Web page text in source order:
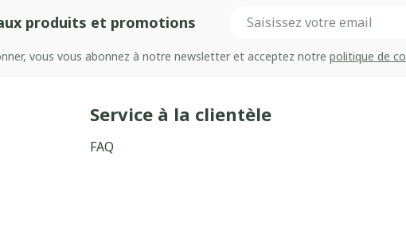
produits et promotions
vous vous abonnez à notre newsletter et acceptez notre politique de
Service à la clientèle
FAQ